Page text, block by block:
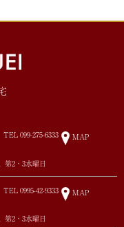
TEL 099-275-6333 MAP
第2・3水曜日
TEL 0995-42-9333 MAP
第2・3水曜日